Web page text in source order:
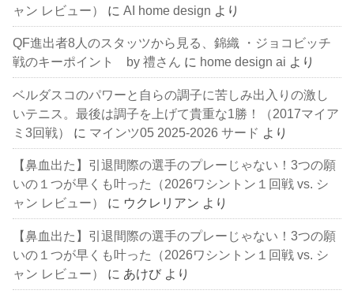
ャン レビュー）
にAI home design より
QF進出者8人のスタッツから見る、錦織 ・ジョコビッチ
戦のキーポイント by 禮さん に home design ai より
ベルダスコのパワーと自らの調子に苦しみ出入りの激し
いテニス。最後は調子を上げて貴重な1勝！（2017マイア
ミ3回戦）
に マインツ05 2025-2026 サード より
【鼻血出た】引退間際の選手のプレーじゃない！3つの願
いの１つが早くも叶った（2026ワシントン１回戦 vs. シ
ャン レビュー）
に ウクレリアン より
【鼻血出た】引退間際の選手のプレーじゃない！3つの願
いの１つが早くも叶った（2026ワシントン１回戦 vs. シ
ャン レビュー）
に あけび より